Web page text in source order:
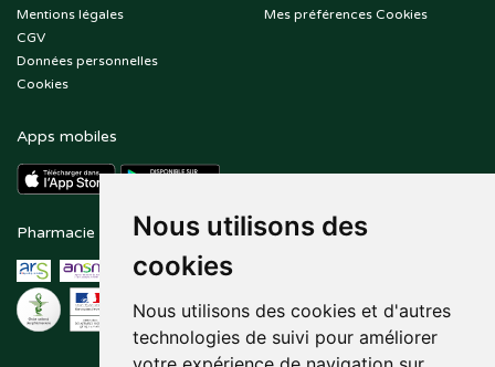
Nous utilisons des
cookies
Nous utilisons des cookies et d'autres
technologies de suivi pour améliorer
Mentions légales
CGV
Données personnelles
Cookies
Mes préférences Cookies
Apps mobiles
Pharmacie en ligne agréée Paiement sécurisé